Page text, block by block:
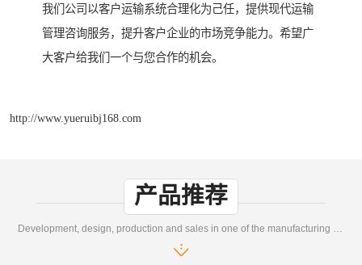
我们公司以客户运输系统合理化为己任，提供现代运输
管理咨询服务，提升客户企业的市场竞争能力。希望广
大客户给我们一个与您合作的机会。
http://www.yueruibj168.com
产品推荐